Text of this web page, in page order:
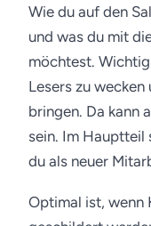
Wie du auf den
und was du mit
möchtest.
Lesers zu wecken
bringen. Da kann
sein. Im Hauptteil
du als neuer
Optimal ist, wenn